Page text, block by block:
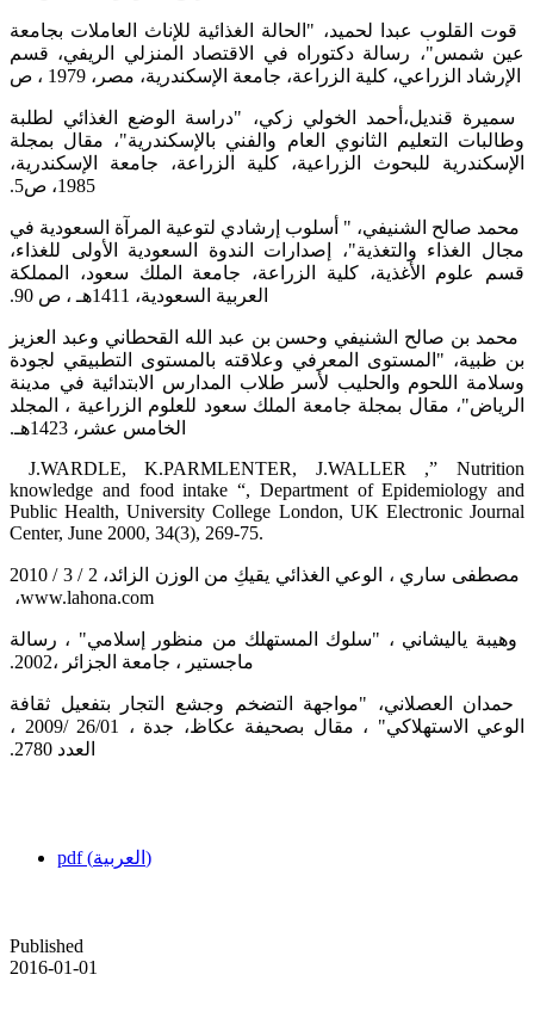
‏ قوت القلوب عبدا لحميد، "الحالة الغذائية للإناث العاملات بجامعة
عين شمس"، رسالة دكتوراه في الاقتصاد المنزلي الريفي، قسم
‏الإرشاد الزراعي، كلية الزراعة، جامعة الإسكندرية، مصر، 1979 ، ص
‏ سميرة قنديل،أحمد الخولي زكي، "دراسة الوضع الغذائي لطلبة
وطالبات التعليم الثانوي العام والفني بالإسكندرية"، مقال بمجلة
‏الإسكندرية للبحوث الزراعية، كلية الزراعة، جامعة الإسكندرية،
1985، ص5.‏
‏ محمد صالح الشنيفي، " أسلوب إرشادي لتوعية المرآة السعودية في
مجال الغذاء والتغذية"، إصدارات الندوة السعودية الأولى للغذاء،
‏قسم علوم الأغذية، كلية الزراعة، جامعة الملك سعود، المملكة
العربية السعودية، 1411هـ ، ص 90.‏
‏ محمد بن صالح الشنيفي وحسن بن عبد الله القحطاني وعبد العزيز
بن ظبية، "المستوى المعرفي وعلاقته بالمستوى التطبيقي لجودة
‏وسلامة اللحوم والحليب لأسر طلاب المدارس الابتدائية في مدينة
الرياض"، مقال بمجلة جامعة الملك سعود للعلوم الزراعية ، المجلد
‏الخامس عشر، 1423هـ.‏
knowledge and food intake‏ ‏‎“, Department of ‎Epidemiology and
Public Health, University College London, UK Electronic Journal
Center, June ‎‎2000, 34(3), 269-75.‎
‏ مصطفى ساري ، الوعي الغذائي يقيكِ من الوزن الزائد، 2 / 3 / 2010
‏ وهيبة ياليشاني ، "سلوك المستهلك من منظور إسلامي" ، رسالة
ماجستير ، جامعة الجزائر ،2002.‏
‏ حمدان العصلاني، "مواجهة التضخم وجشع التجار بتفعيل ثقافة
الوعي الاستهلاكي" ، مقال بصحيفة عكاظ، جدة ، 26/01 ‏‏/2009 ،
العدد 2780.‏
pdf (العربية)
Published
2016-01-01